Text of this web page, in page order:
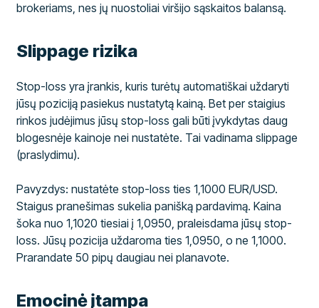
brokeriams, nes jų nuostoliai viršijo sąskaitos balansą.
Slippage rizika
Stop-loss yra įrankis, kuris turėtų automatiškai uždaryti
jūsų poziciją pasiekus nustatytą kainą. Bet per staigius
rinkos judėjimus jūsų stop-loss gali būti įvykdytas daug
blogesnėje kainoje nei nustatėte. Tai vadinama slippage
(praslydimu).
Pavyzdys: nustatėte stop-loss ties 1,1000 EUR/USD.
Staigus pranešimas sukelia panišką pardavimą. Kaina
šoka nuo 1,1020 tiesiai į 1,0950, praleisdama jūsų stop-
loss. Jūsų pozicija uždaroma ties 1,0950, o ne 1,1000.
Prarandate 50 pipų daugiau nei planavote.
Emocinė įtampa